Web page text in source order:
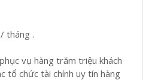
tháng .
vụ hàng trăm triệu khách
tổ chức tài chính uy tín hàng